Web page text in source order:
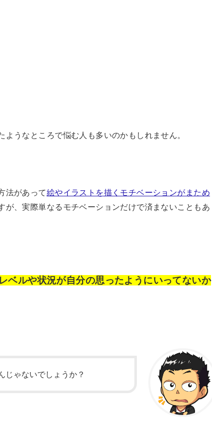
うなところで悩む人も多いのかもしれません。
法があって絵やイラストを描くモチベーションがまため
が、実際単なるモチベーションだけで済まないこともあ
ベルや状況が自分の思ったようにいってないか
じゃないでしょうか？